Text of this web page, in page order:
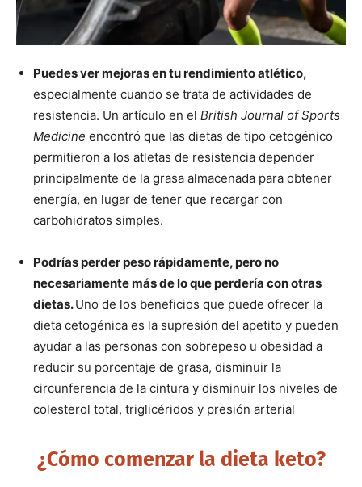
Puedes ver mejoras en tu rendimiento atlético,
especialmente cuando se trata de actividades de
resistencia. Un artículo en el British Journal of Sports
Medicine encontró que las dietas de tipo cetogénico
permitieron a los atletas de resistencia depender
principalmente de la grasa almacenada para obtener
energía, en lugar de tener que recargar con
carbohidratos simples.
Podrías perder peso rápidamente, pero no
necesariamente más de lo que perdería con otras
dietas.Uno de los beneficios que puede ofrecer la
dieta cetogénica es la supresión del apetito y pueden
ayudar a las personas con sobrepeso u obesidad a
reducir su porcentaje de grasa, disminuir la
circunferencia de la cintura y disminuir los niveles de
colesterol total, triglicéridos y presión arterial
¿Cómo comenzar la dieta keto?